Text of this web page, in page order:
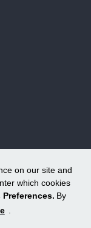
on our site and
which cookies
By
.